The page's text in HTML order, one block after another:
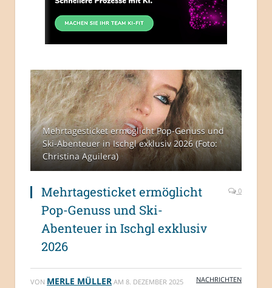
Mehrtagesticket ermöglicht Pop-Genuss und
Ski-Abenteuer in Ischgl exklusiv 2026 (Foto:
Christina Aguilera)
Mehrtagesticket ermöglicht
Pop-Genuss und Ski-
Abenteuer in Ischgl exklusiv
2026
0
VON MERLE MÜLLER AM 8. DEZEMBER 2025 NACHRICHTEN